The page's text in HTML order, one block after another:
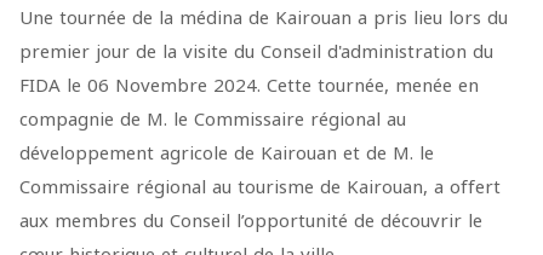
Une tournée de la médina de Kairouan a pris lieu lors du
premier jour de la visite du Conseil d'administration du
FIDA le 06 Novembre 2024. Cette tournée, menée en
compagnie de M. le Commissaire régional au
développement agricole de Kairouan et de M. le
Commissaire régional au tourisme de Kairouan, a offert
aux membres du Conseil l’opportunité de découvrir le